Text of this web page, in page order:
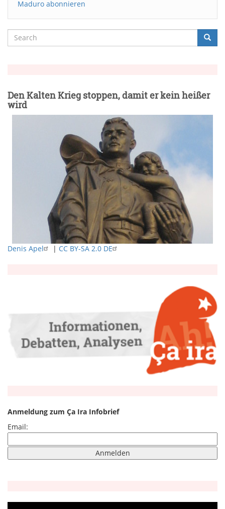
Maduro abonnieren
Suche
Search
Den Kalten Krieg stoppen, damit er kein heißer
wird
Denis Apel | CC BY-SA 2.0 DE
Anmeldung zum Ça Ira Infobrief
Email: